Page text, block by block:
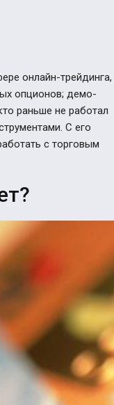
онлайн-трейдинга,
опционов; демо-
раньше не работал
С его
с торговым